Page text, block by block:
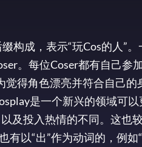
构成，表示“玩Cos的人”
。每位Coser都有自己参
得角色漂亮并符合自己
是一个新兴的领域可
及投入热情的不同。这也
以“出”作为动词的，例如